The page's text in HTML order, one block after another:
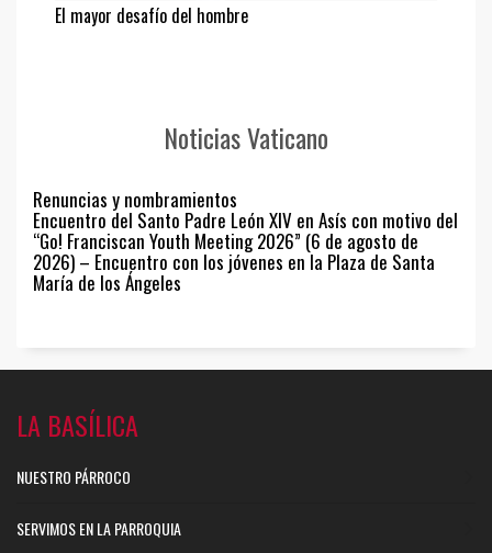
El mayor desafío del hombre
Noticias Vaticano
Renuncias y nombramientos
Encuentro del Santo Padre León XIV en Asís con motivo del
“Go! Franciscan Youth Meeting 2026” (6 de agosto de
2026) – Encuentro con los jóvenes en la Plaza de Santa
María de los Ángeles
LA BASÍLICA
NUESTRO PÁRROCO
SERVIMOS EN LA PARROQUIA